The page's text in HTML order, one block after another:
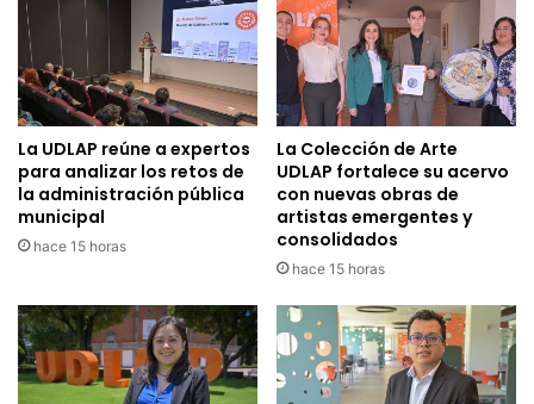
La UDLAP reúne a expertos
para analizar los retos de
la administración pública
municipal
hace 15 horas
La Colección de Arte
UDLAP fortalece su acervo
con nuevas obras de
artistas emergentes y
consolidados
hace 15 horas